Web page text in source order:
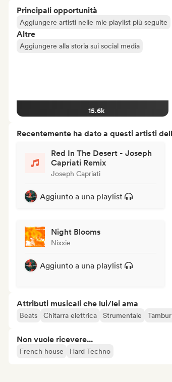
Principali opportunità
Aggiungere artisti nelle mie playlist più seguite
Altre
Aggiungere alla storia sui social media
15.6k
Recentemente ha dato a questi artisti
Red In The Desert - Joseph
Capriati Remix
Joseph Capriati
Aggiunto a una playlist
Night Blooms
Nixxie
Aggiunto a una playlist
Attributi musicali che lui/lei ama
Beats Chitarra elettrica Strumentale
Non vuole ricevere...
French house Hard Techno